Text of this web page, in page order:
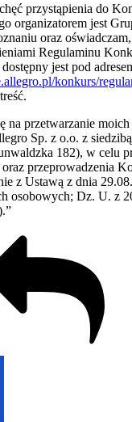
przystąpienia do
organizatorem jest
oraz oświadczam,
Regulaminu
jest pod
konkurs/
na przetwarzanie
Sp. z o.o. z
182), w celu
przeprowadzenia
z Ustawą z dnia
osobowych; Dz. U. z